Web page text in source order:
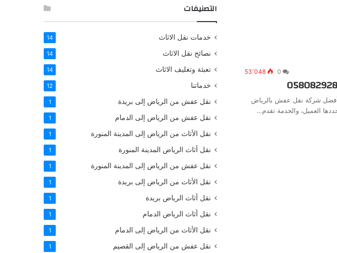
عشوائي
0 53٬048
شركة نقل عفش بالرياض
العميل، والخدمة تقدم…
التصنيفات
خدمات نقل الاثاث 14
نصائح نقل الاثاث 14
تعبئة وتغليف الاثاث 14
خدماتنا 12
نقل عفش من الرياض إلى بريدة 1
نقل عفش من الرياض إلى الدمام 1
نقل الأثاث من الرياض إلى المدينة المنورة 1
نقل أثاث الرياض المدينة المنورة 1
نقل عفش من الرياض إلى المدينة المنورة 1
نقل الأثاث من الرياض إلى بريدة 1
نقل أثاث الرياض بريدة 1
نقل أثاث الرياض الدمام 1
نقل الأثاث من الرياض إلى الدمام 1
نقل عفش من الرياض إلى القصيم 1